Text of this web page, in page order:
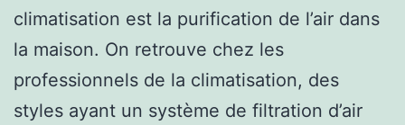
climatisation est la purification de l’air dans
la maison. On retrouve chez les
professionnels de la climatisation, des
styles ayant un système de filtration d’air